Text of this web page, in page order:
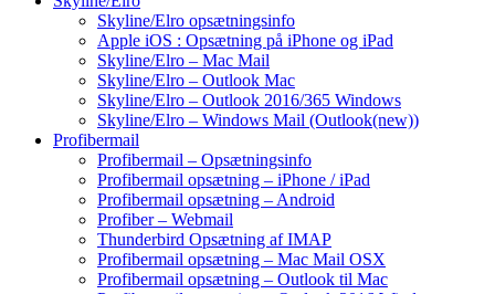
Skyline/Elro opsætningsinfo
Apple iOS : Opsætning på iPhone og iPad
Skyline/Elro – Mac Mail
Skyline/Elro – Outlook Mac
Skyline/Elro – Outlook 2016/365 Windows
Skyline/Elro – Windows Mail (Outlook(new))
Profibermail
Profibermail – Opsætningsinfo
Profibermail opsætning – iPhone / iPad
Profibermail opsætning – Android
Profiber – Webmail
Thunderbird Opsætning af IMAP
Profibermail opsætning – Mac Mail OSX
Profibermail opsætning – Outlook til Mac